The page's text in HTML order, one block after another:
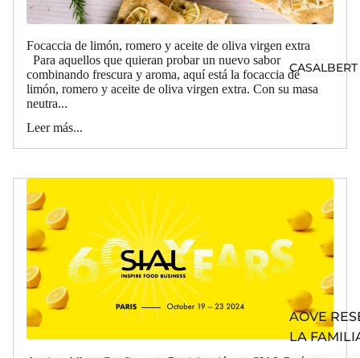
AOVE
LA
Focaccia de limón, romero y aceite de oliva virgen extra
Para aquellos que quieran probar un nuevo sabor
combinando frescura y aroma, aquí está la focaccia de
limón, romero y aceite de oliva virgen extra. Con su masa
neutra...
Leer más...